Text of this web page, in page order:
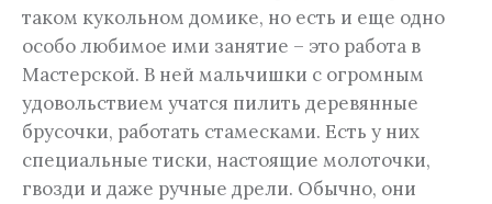
таком кукольном домике, но есть и еще одно
особо любимое ими занятие – это работа в
Мастерской. В ней мальчишки с огромным
удовольствием учатся пилить деревянные
брусочки, работать стамесками. Есть у них
специальные тиски, настоящие молоточки,
гвозди и даже ручные дрели. Обычно, они